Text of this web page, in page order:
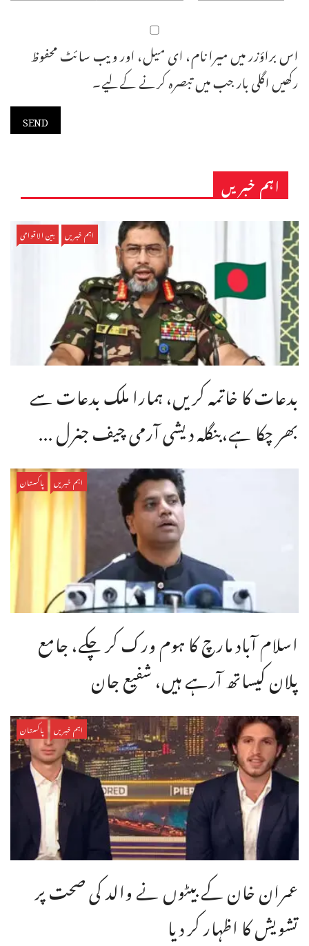
اس براؤزر میں میرا نام، ای میل، اور ویب سائٹ محفوظ
رکھیں اگلی بار جب میں تبصرہ کرنے کےلیے۔
اہم خبریں
اہم خبریں بین الاقوامی
بدعات کا خاتمہ کریں، ہمارا ملک بدعات سے
بھر چکا ہے،بنگله دیشی آرمی چیف جنرل ...
اہم خبریں پاکستان
اسلام آباد مارچ کا ہوم ورک کر چکے، جامع
پلان کیساتھ آرہے ہیں، شفیع جان
اہم خبریں پاکستان
عمران خان کے بیٹوں نے والد کی صحت پر
تشویش کا اظہار کر دیا